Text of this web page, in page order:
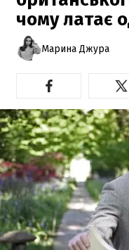
чому латає
Марина Джура